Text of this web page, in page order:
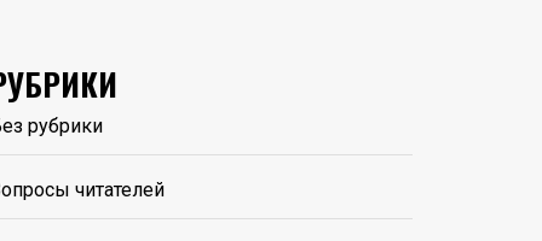
рубрики
читателей